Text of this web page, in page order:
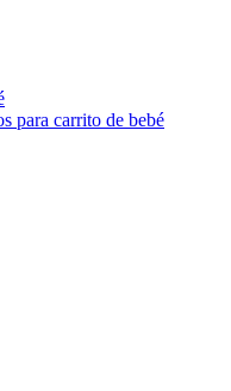
para carrito de bebé